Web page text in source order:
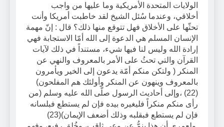
الولايات المتحدة الأمريكية وما عليها من واجب
أخلاقي، وعندما سُئل الشيخ لقد خاطبت أمريكا وأنت
تحثّها على الأخلاق فهل تتوقع منها ذلك؟ قال : إنّ مهمة
الإنسان المسلم هي الدعوة إلى الله أمّا الاستجابة فهي
إرادة الله وليس لنا فيها شيء، مستنداً في ذلك لآيات
القرآن والتي تحثُ على الأمر بالمعروف والنهي عن
المنكر ( ولتكن منكم أمّة يدعون إلى الخير ويأمرون
بالمعروف وينهون عن المنكر وأولئك هم المفلحون)
(22) ،وإلى أحاديث الرسول صلّى الله عليه وسلم (من
رأى منكم منكراً فليغيره بيده فإن لم يستطع فبلسانه
فإن لم يستطع فبقلبه وذلك أضعف الإيمان)(23)